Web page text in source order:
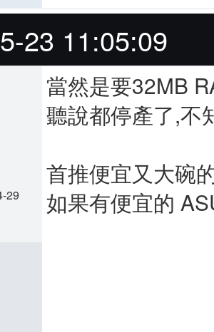
23 11:05:09
29
當然是要32MB
聽說都停產了,不
首推便宜又大碗
如果有便宜的